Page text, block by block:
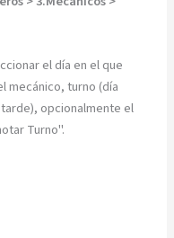
el día en el que
mecánico, turno (día
opcionalmente el
Turno".